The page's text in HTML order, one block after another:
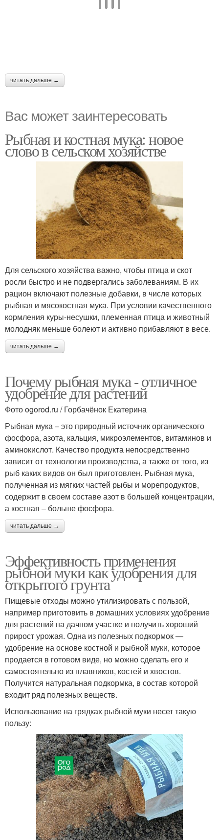
читать дальше →
Вас может заинтересовать
Рыбная и костная мука: новое
слово в сельском хозяйстве
Для сельского хозяйства важно, чтобы птица и скот
росли быстро и не подвергались заболеваниям. В их
рацион включают полезные добавки, в числе которых
рыбная и мясокостная мука. При условии качественного
кормления куры-несушки, племенная птица и животный
молодняк меньше болеют и активно прибавляют в весе.
читать дальше →
Почему рыбная мука - отличное
удобрение для растений
Фото ogorod.ru / Горбачёнок Екатерина
Рыбная мука – это природный источник органического
фосфора, азота, кальция, микроэлементов, витаминов и
аминокислот. Качество продукта непосредственно
зависит от технологии производства, а также от того, из
рыб каких видов он был приготовлен. Рыбная мука,
полученная из мягких частей рыбы и морепродуктов,
содержит в своем составе азот в большей концентрации,
а костная – больше фосфора.
читать дальше →
Эффективность применения
рыбной муки как удобрения для
открытого грунта
Пищевые отходы можно утилизировать с пользой,
например приготовить в домашних условиях удобрение
для растений на дачном участке и получить хороший
прирост урожая. Одна из полезных подкормок —
удобрение на основе костной и рыбной муки, которое
продается в готовом виде, но можно сделать его и
самостоятельно из плавников, костей и хвостов.
Получится натуральная подкормка, в состав которой
входит ряд полезных веществ.
Использование на грядках рыбной муки несет такую
пользу: